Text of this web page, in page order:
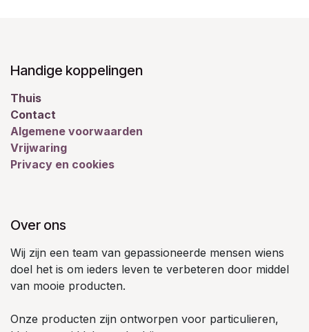
Handige koppelingen
Thuis
Contact
Algemene voorwaarden
Vrijwaring
Privacy en cookies
Over ons
Wij zijn een team van gepassioneerde mensen wiens
doel het is om ieders leven te verbeteren door middel
van mooie producten.
Onze producten zijn ontworpen voor particulieren,